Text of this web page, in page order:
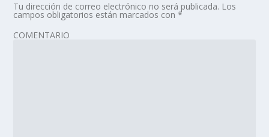
Tu dirección de correo electrónico no será publicada. Los
campos obligatorios están marcados con*
COMENTARIO